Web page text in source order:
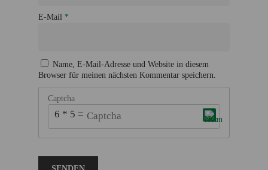
E-Mail *
Name, E-Mail-Adresse und Website in diesem
Browser für meinen nächsten Kommentar speichern.
Captcha
6 * 5 = ?